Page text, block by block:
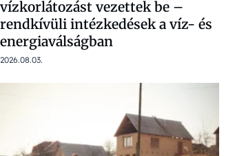
vízkorlátozást vezettek be –
rendkívüli intézkedések a víz- és
energiaválságban
2026.08.03.